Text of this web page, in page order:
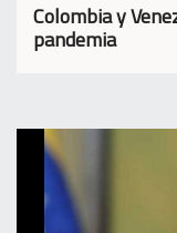
Colombia y
pandemia